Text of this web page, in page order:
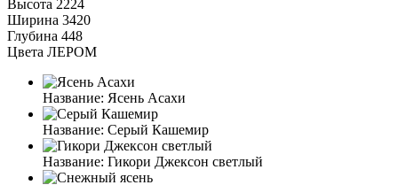
Высота 2224
Ширина 3420
Глубина 448
Цвета ЛЕРОМ
Название: Ясень Асахи
Название: Серый Кашемир
Название: Гикори Джексон светлый